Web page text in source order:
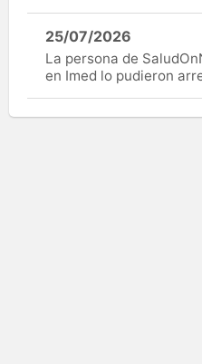
25/07/2026
La persona de
en Imed lo pudieron